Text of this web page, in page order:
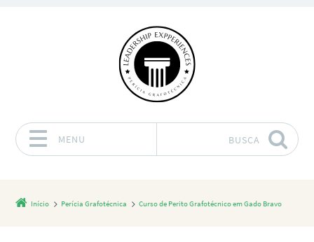
MENU BUSCA
Início Perícia Grafotécnica Curso de Perito Grafotécnico em Gado Bravo